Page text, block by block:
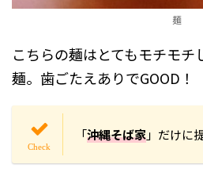
麺
こちらの麺はとてもモチモチ
麺。歯ごたえありでGOOD！
「沖縄そば家」だけに